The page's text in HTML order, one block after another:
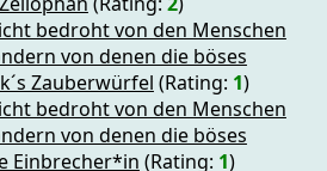
bedroht von den Menschen
von denen die böses
Zauberwürfel (Rating: 1)
bedroht von den Menschen
von denen die böses
Einbrecher*in (Rating: 1)